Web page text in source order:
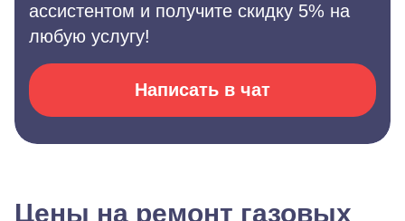
ассистентом и получите скидку 5% на
любую услугу!
Написать в чат
Цены на ремонт газовых